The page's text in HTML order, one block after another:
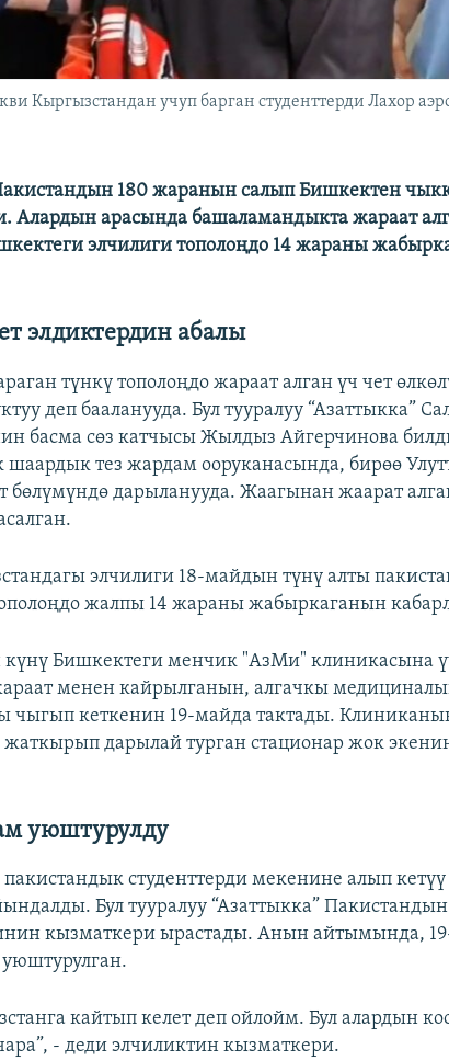
учуп барган студенттерди Лахор
180 жаранын салып Бишкектен
Алардын арасында башаламандыкта жараат
элчилиги тополоңдо 14 жараны
элдиктердин абалы
түнкү тополоңдо жараат алган үч чет
деп бааланууда. Бул тууралуу “Азаттыкка”
басма сөз катчысы Жылдыз Айгерчинова
тез жардам ооруканасында, бирөө
бөлүмүндө дарыланууда. Жаагынан жаарат
элчилиги 18-майдын түнү алты
жалпы 14 жараны жабыркаганын
күнү Бишкектеги менчик "АзМи" клиникасына
менен кайрылганын, алгачкы
чыгып кеткенин 19-майда тактады.
дарылай турган стационар жок
уюштурулду
студенттерди мекенине алып
Бул тууралуу “Азаттыкка” Пакистандын
кызматкери ырастады. Анын айтымында,
кайтып келет деп ойлойм. Бул алардын
- деди элчиликтин кызматкери.